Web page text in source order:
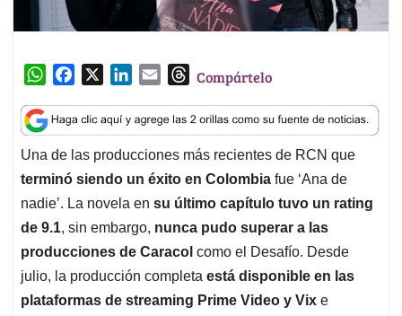
W
a
t
s
A
p
p
c
e
b
o
o
k
n
k
e
d
I
n
a
i
l
T
r
e
a
d
s
Compártelo
Una de las producciones más recientes de RCN que
terminó siendo un éxito en Colombia fue ‘Ana de
nadie’. La novela en su último capítulo tuvo un rating
de 9.1, sin embargo, nunca pudo superar a las
producciones de Caracol como el Desafío. Desde
julio, la producción completa está disponible en las
plataformas de streaming Prime Video y Vix e